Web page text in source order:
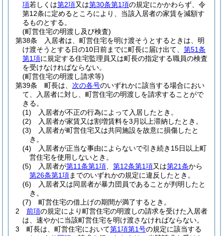
項若しくは第2項又は第30条第1項の規定にかかわらず、令
第12条に定めるところにより、当該入居者の家賃を減額す
るものとする。
(町営住宅の明渡し及び検査)
第38条
入居者は、町営住宅を明け渡そうとするときは、明
け渡そうとする日の10日前までに町長に届け出て、 第51条
第1項に規定する住宅監理員又は町長の指定する職員の検査
を受けなければならない。
(町営住宅の明渡し請求等)
第39条
町長は、 次の各号のいずれかに該当する場合におい
て、入居者に対し、町営住宅の明渡しを請求することがで
きる。
(1)
入居者が不正の行為によって入居したとき。
(2)
入居者が家賃又は割増賃料を3月以上滞納したとき。
(3)
入居者が町営住宅又は共同施設を故意に損傷したと
き。
(4)
入居者が正当な事由によらないで引き続き15日以上町
営住宅を使用しないとき。
(5)
入居者が第11条第1項 第12条第1項又は第21条から
第26条第1項までのいずれかの規定に違反したとき。
(6)
入居者又は同居者が暴力団員であることが判明したと
き。
(7)
町営住宅の借上げの期間が満了するとき。
2
前項の規定により町営住宅の明渡しの請求を受けた入居者
は、速やかに当該町営住宅を明け渡さなければならない。
3
町長は、町営住宅において第1項第1号の規定に該当する